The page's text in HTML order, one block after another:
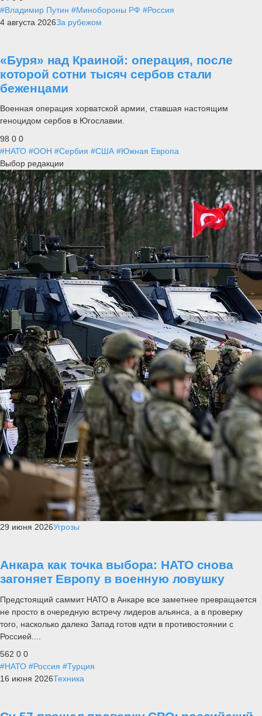
#Владимир Путин #Минобороны РФ #Россия
4 августа 2026За рубежом
«Буря» над Краиной: операция, после
которой сотни тысяч сербов стали
беженцами
Военная операция хорватской армии, ставшая настоящим
геноцидом сербов в Югославии.
98 0 0
#НАТО #ООН #Сербия #США #Южная Европа
Выбор редакции
29 июня 2026Угрозы
Анкара как точка выбора: НАТО снова
загоняет Европу в военную ловушку
Предстоящий саммит НАТО в Анкаре все заметнее превращается
не просто в очередную встречу лидеров альянса, а в проверку
того, насколько далеко Запад готов идти в противостоянии с
Россией....
562 0 0
#НАТО #Россия #Турция
16 июня 2026Техника